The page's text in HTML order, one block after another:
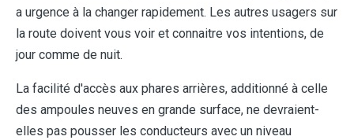
a urgence à la changer rapidement. Les autres usagers sur
la route doivent vous voir et connaitre vos intentions, de
jour comme de nuit.
La facilité d'accès aux phares arrières, additionné à celle
des ampoules neuves en grande surface, ne devraient-
elles pas pousser les conducteurs avec un niveau